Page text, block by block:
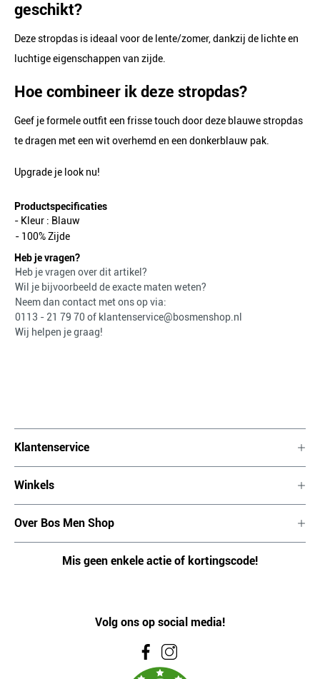
geschikt?
Deze stropdas is ideaal voor de lente/zomer, dankzij de lichte en
luchtige eigenschappen van zijde.
Hoe combineer ik deze stropdas?
Geef je formele outfit een frisse touch door deze blauwe stropdas
te dragen met een wit overhemd en een donkerblauw pak.
Upgrade je look nu!
Productspecificaties
- Kleur : Blauw
- 100% Zijde
Heb je vragen?
Heb je vragen over dit artikel?
Wil je bijvoorbeeld de exacte maten weten?
Neem dan contact met ons op via:
0113 - 21 79 70 of klantenservice@bosmenshop.nl
Wij helpen je graag!
Klantenservice
Winkels
Over Bos Men Shop
Mis geen enkele actie of kortingscode!
Volg ons op social media!